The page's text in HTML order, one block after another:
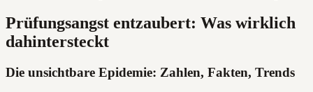
Prüfungsangst entzaubert: Was wirklich
dahintersteckt
Die unsichtbare Epidemie: Zahlen, Fakten, Trends